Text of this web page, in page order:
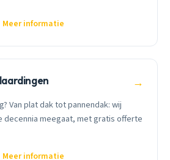
Meer informatie
→
Van plat dak tot pannendak: wij
decennia meegaat, met gratis offerte
Meer informatie